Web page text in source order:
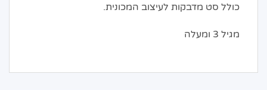
כולל סט מדבקות לעיצוב המכונית.
מגיל 3 ומעלה